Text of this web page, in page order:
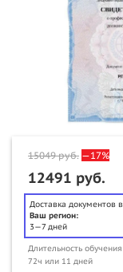
15049руб. —17%
12491 руб.
Доставка документов в
Ваш регион:
3—7 дней
Длительность
72ч или 11 дней